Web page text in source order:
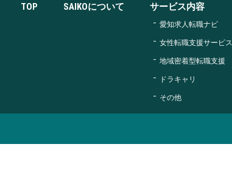
TOP SAIKOについて サービス内容
愛知求人転職ナビ
女性転職支援サービス
地域密着型転職支援
ドラキャリ
その他